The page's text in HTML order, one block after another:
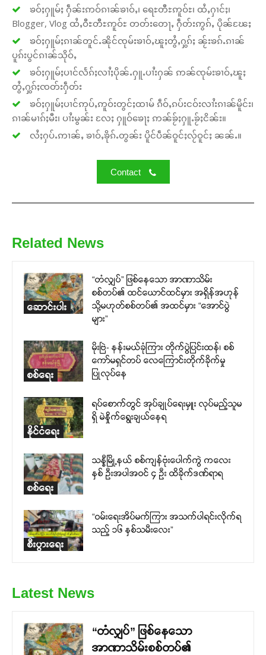
ၶဝ်ႈႁူမ်ႈ ႁဵၼ်းဢဝ်ၵၢၼ်ၶၢဝ်ႇ၊ ရေႊတီႊဢူဝ်ႊ၊ ထႆႇႁၢင်ႈ၊
Blogger, Vlog ထႆႇဝီႊတီႊဢူဝ်ႊ တတ်းတေႃႇ ႁဵတ်းဢွၵ်ႇ ပိုၼ်ၽႄႈ
ၶဝ်ႈႁူမ်ႈၵၢၼ်တူင်ႉၼိုင်ၸုမ်းၶၢဝ်ႇၽူႈတွႆႇႁွၵ်ႈ ၼႂ်းၶၵ်ႉၵၢၼ်
ပူၵ်းပွင်ၵၢၼ်သိုဝ်ႇ
ၶဝ်ႈႁူမ်ႈပၢင်လႅၵ်ႈလၢႆႈပိုၼ်ႉႁူႉပၢႆးႁၼ် ဢၼ်ၸုမ်းၶၢဝ်ႇၽူႈ
တွႆႇႁွၵ်ႈၸတ်းႁဵတ်း
ၶဝ်ႈႁူမ်ႈပၢင်ဢုပ်ႇဢူဝ်းတွင်ႈထၢမ် ၵဵဝ်ႇၵပ်းငဝ်းလၢႆးၵၢၼ်မိူင်း၊
ၵၢၼ်မၢၵ်ႈမီး၊ ပၢႆးမွၼ်း လႄႈ ႁူဝ်ၶေႃႈ ဢၼ်ၶႂ်ႈႁူႉၶႂ်ႈငိၼ်း။
လႆႈႁပ်ႉဢၢၼ်ႇ ၶၢဝ်ႇၶိုၵ်ႉတွၼ်း ပိူင်ပဵၼ်ဝူင်ႈလႂ်ဝူင်ႈ ၼၼ်ႉ။
Contact
Related News
ဆောင်းပါး
“တံလျှပ်” ဖြစ်နေသော အာဏာသိမ်း
စစ်တပ်၏ ထင်ယောင်ထင်မှား အရှိန်အဟုန်
သို့မဟုတ်စစ်တပ်၏ အထင်မှား “အောင်ပွဲ
များ”
စစ်ရေး
မိုးဗြဲ- နန်းမယ်ခုံကြား တိုက်ပွဲပြင်းထန်၊ စစ်
ကော်မရှင်တပ် လေကြောင်းတိုက်ခိုက်မှု
ပြုလုပ်နေ
နိုင်ငံရေး
ရပ်စောက်တွင် အုပ်ချုပ်ရေးမှူး လုပ်မည့်သူမ
ရှိ မဲနှိုက်ရွေးချယ်နေရ
စစ်ရေး
သန္နီမြို့နယ် စစ်ကျန်ဗုံးပေါက်ကွဲ ကလေး
နှစ် ဦးအပါအဝင် ၄ ဦး ထိခိုက်ဒဏ်ရာရ
စီးပွားရေး
“ဝမ်းရေးအိပ်မက်ကြား အသက်ပါရင်းလိုက်ရ
သည့် ၁၆ နှစ်သမီးလေး”
Latest News
“တံလျှပ်” ဖြစ်နေသော
အာဏာသိမ်းစစ်တပ်၏